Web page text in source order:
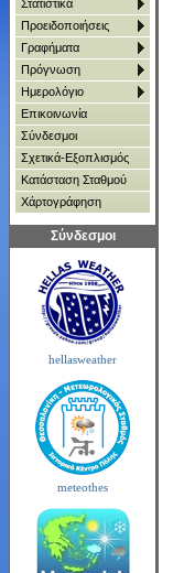
Στατιστικά
Προειδοποιήσεις
Γραφήματα
Πρόγνωση
Ημερολόγιο
Επικοινωνία
Σύνδεσμοι
Σχετικά-Εξοπλισμός
Κατάσταση Σταθμού
Χάρτoγράφηση
Σύνδεσμοι
hellasweather
meteothes